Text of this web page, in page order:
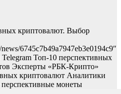
криптовалют. Выбор
6745c7b49a7947eb3e0194c9″
Топ-10 перспективных
Эксперты «РБК-Крипто»
криптовалют Аналитики
монеты